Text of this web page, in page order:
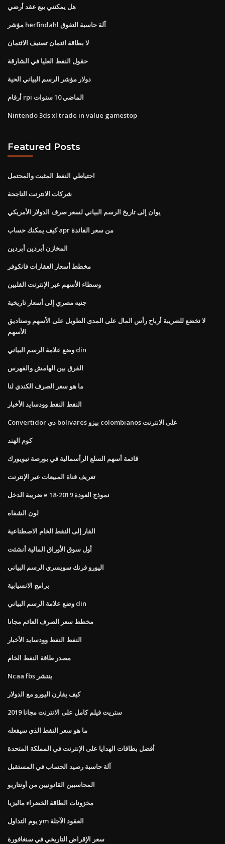
هل يمكنني بيع عقد أرضي
مؤشر herfindahl آلة حاسبة التفوق
لا بطاقة ائتمان تصنيف الائتمان
حقول النفط العليا في الشارقة
دولار مؤشر الرسم البياني الحية
أرقام rpi الماضي 10 سنوات
Nintendo 3ds xl trade in value gamestop
Featured Posts
احتياطي النفط المثبت والمحتمل
شركات الانترنت الناجحة
يوان إلى تاريخ الرسم البياني لسعر صرف الدولار الأمريكي
كيف يمكنك حساب apr من سعر الفائدة
المخازن أبردين أبردين
مخطط أسعار العقارات فانكوفر
وسطاء الأسهم عبر الإنترنت الفلبين
جنيه مصري إلى أسعار تاريخية
لا تخضع للضريبة أرباح رأس المال على المدى الطويل على الأسهم وصناديق
الأسهم
وضع علامة الرسم البياني din
الفرق بين الهامش والفهرس
ما هو سعر الصرف الكندي لنا
النفط النفط وودسايد الأخبار
Convertidor دي bolivares بيزو colombianos على الانترنت
كوم الهند
قائمة أسهم السلع الرأسمالية في بورصة نيويورك
تعريف قناة المبيعات عبر الإنترنت
ضريبة الدخل e نموذج العودة 2019-18
لون الشفاه
القار إلى النفط الخام الاصطناعية
أول سوق الأوراق المالية أنشئت
اليورو فرنك سويسري الرسم البياني
برامج الانسيابية
وضع علامة الرسم البياني din
مخطط سعر الصرف العائم مجانا
النفط النفط وودسايد الأخبار
مصدر طاقة النفط الخام
Ncaa fbs ينتشر
كيف يقارن اليورو مع الدولار
ستريت فيلم كامل على الانترنت مجانا 2019
ما هو سعر النفط الذي سيفعله
أفضل بطاقات الهدايا على الإنترنت في المملكة المتحدة
آلة حاسبة رصيد الحساب في المستقبل
المحاسبين القانونيين من أونتاريو
مخزونات الطاقة الخضراء ماليزيا
يوم التداول ym العقود الآجلة
سعر الإقراض التاريخي في سنغافورة